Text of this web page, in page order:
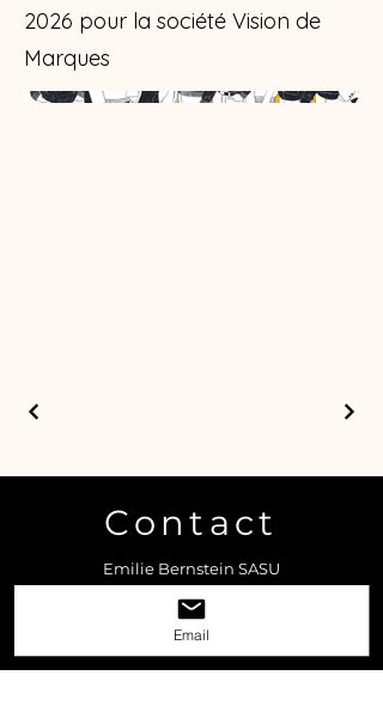
2026 pour la société Vision de
Marques
Contact
Emilie Bernstein SASU
1 allée des anciens combattants, 92600
Asnières-sur-Seine
06 22 17 07 36
Email